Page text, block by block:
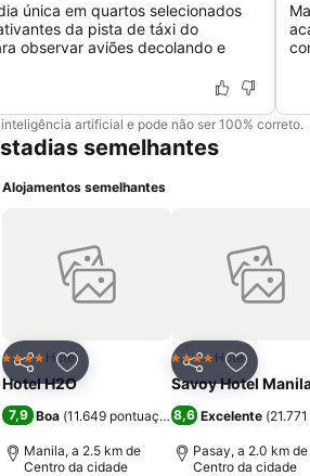
única em quartos selecionados
da pista de táxi do
observar aviões decolando e
artificial e pode não ser 100% correto.
semelhantes
favoritos
Alojamentos semelhantes
PartilharAdicionar aos favoritos
4 EstrelasHotel
Hotel H2O
7,9 Boa (11.649 pontuações)
Manila, a 2.5 km de
Centro da cidade
Partilhar
4 EstrelasHotel
Savoy Hotel
8,6 Excelente (
Pasay, a 2.0 km de
Centro da cidade